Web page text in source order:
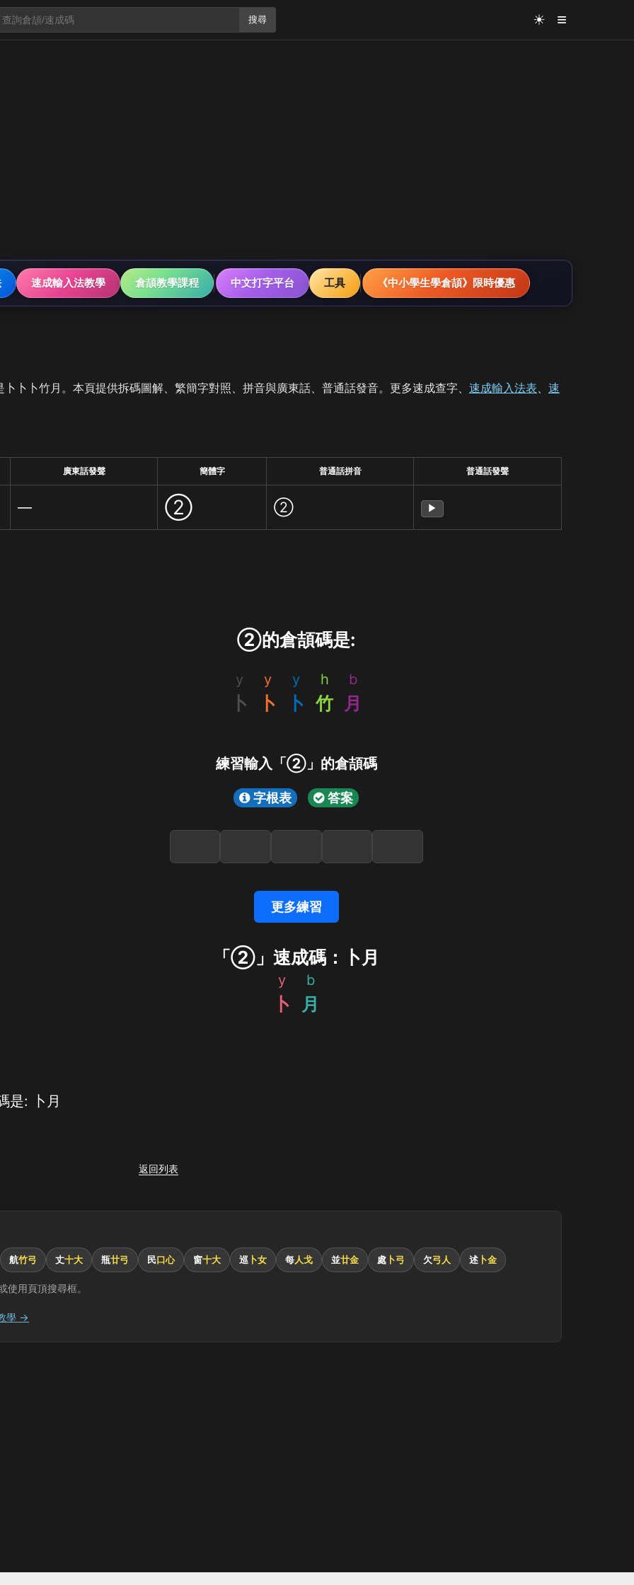
搜尋 ☀ ≡
速成輸入法教學 倉頡教學課程 中文打字平台 工具 《中小學生學倉頡》限時優惠
卜卜竹月。本頁提供拆碼圖解、繁簡字對照、拼音與廣東話、普通話發音。更多速成查字、 速成輸入法表、 速
廣東話發聲 簡體字 普通話拼音 普通話發聲
— ② ② ▶
②的倉頡碼是:
y
卜
y
卜
y
卜
h
竹
b
月
練習輸入「②」的倉頡碼
字根表 答案
更多練習
「②」速成碼：卜月
y
卜
b
月
是: 卜月
返回列表
航竹弓 丈十大 瓶廿弓 民口心 窗十大 巡 卜女 每人戈 並廿金 處 卜弓 欠弓人 述 卜金
用頁頂搜尋框。
學 →